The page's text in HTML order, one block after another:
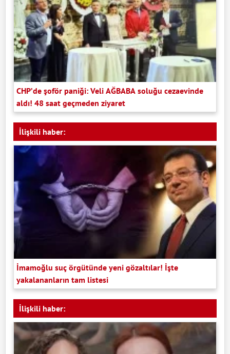
CHP’de şoför paniği: Veli AĞBABA soluğu cezaevinde
aldı! 48 saat geçmeden ziyaret
İlişkili haber:
İmamoğlu suç örgütünde yeni gözaltılar! İşte
yakalananların tam listesi
İlişkili haber: